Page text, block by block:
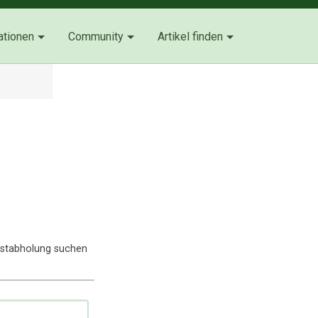
Community Artikel finden
suchen